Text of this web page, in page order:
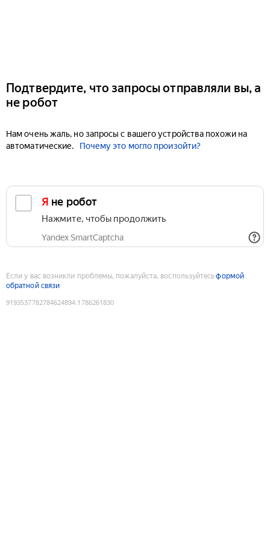
Подтвердите, что запросы отправляли вы, а
не робот
Нам очень жаль, но запросы с вашего устройства похожи на
автоматические.
Почему это могло произойти?
Я не робот
Нажмите, чтобы продолжить
Yandex SmartCaptcha
Если у вас возникли проблемы, пожалуйста, воспользуйтесьформой
обратной связи
9193537782784624894:1786261830